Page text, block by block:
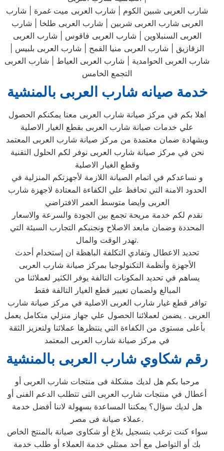
شارب العربى شبين الكوم | شارب العربى ميت غمرة | شارب
العربى شارب العربى شربين | شارب العربى طلخا | شارب
العربى السنبلاوين | شارب العربى فاقوس | شارب العربى
الزقازيق | شارب العربى منيا القمح | شارب العربى بلبيس |
شارب العربى الحوامدية | شارب العربى العياط | شارب العربى
التجمع الخامس
خدمة صيانه شارب العربى بالمنشية
اهلا بكم في مركز صيانة شارب العربى معنا يمكنكم الحصول
علي خدمات صيانة شارب العربى بقطع الغيار الاصلية
وبشهادة ضمان معتمدة من مركز صيانة شارب العربى المعتمد
نحن في مركز صيانة شارب العربى نوفر لكم الحلول التقنية
وقطع الغيار الاصلية
و نساعدكم في اتمام الصيانة اللازمة لأجهزتكم المنزلية في
الحدود الامنة التي تحافظ علي الكفاءة المعتادة لاجهزة شارب
العربى وايضا متوسط العمر الافتراضي
نقدم لكم خدمة مريحة تجمع بين الجودة والسرعة والاسعار
المحددة وضمان مابعد الاصلاح ونجنبكم التجارب السيئة التي
تهدر الوقت والمال.
تحديد الاعطال وتفادي التكلفة الباهظة ان إستخدام أحدث
الأجهزة وأنظمة التكنولوجيا بمركز صيانة شارب العربى
يساهم في تحديد المكونات التالفة يوفر الكثير لعملائنا من
المبالغ ولضمان تغيير قطع الغيار التالفة فقط
توافر قطع غيار شارب العربى الاصلية في مركز صيانة شارب
العربى . يضمن لعملائنا الحصول علي جهاز منزلي متكامل يعمل
بأعلى مستوى من الكفاءة التي ينتظرها عملائنا ولتعزيز الثقة
في مركز صيانة شارب العربى المعتمد
رقم شكاوي شارب العربى بالمنشية
مرحبا بكم هل لديك مشكلة فى منتجات شارب العربى أو
أعطال في منتجات شارب العربى التى تتطلب الدعم الفنى أو
هل لديك سؤال؟ يمكننا المساعدة بسهولة لاننا أفضل خدمة
عملاء صيانة فى مصر.
سواء كنت ترغب بتسجيل بلاغ أو شكاوى صيانة بالمنتج الخاص
بك أو التواصل مع أحد ممثلي خدمة العملاء أو طلب خدمة